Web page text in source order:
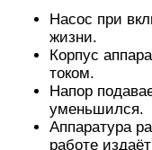
Насос при
жизни.
Корпус
током.
Напор
уменьшился.
Аппаратура
работе